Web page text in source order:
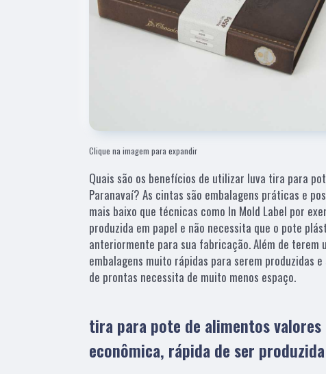
Clique na imagem para expandir
Quais são os benefícios de utilizar luva tira para
Paranavaí? As cintas são embalagens práticas e
mais baixo que técnicas como In Mold Label por
produzida em papel e não necessita que o pote
anteriormente para sua fabricação. Além de terem
embalagens muito rápidas para serem produzidas
de prontas necessita de muito menos espaço.
tira para pote de alimentos valores
econômica, rápida de ser